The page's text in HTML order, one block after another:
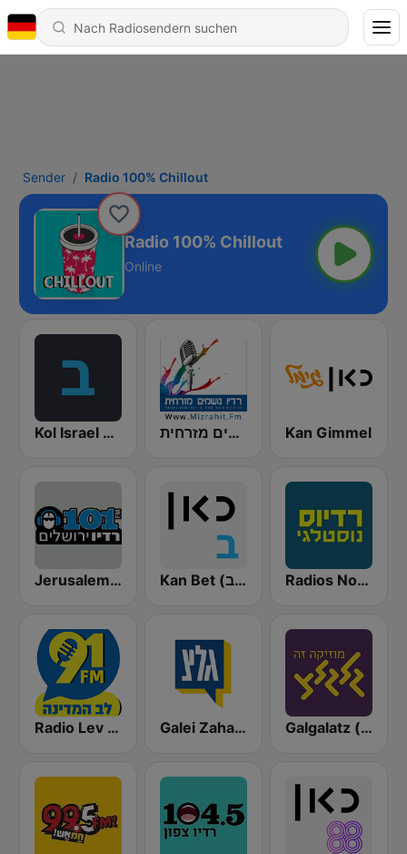
Sender Radio 100% Chillout
Radio 100% Chillout
Online
Kol Israel Reshet Bet רדיו נושמים מזרחית (Mizrahit Fm) Kan Gimmel
Jerusalem FM (רדיו ירושלים) Kan Bet (כאן ב' / רשת ב') Radios Nostalgia 96.3FM (רדיוס נוסטלגי)
Radio Lev HaMedina 91 FM (לב המדינה) Galei Zahal (גלי צה"ל) Galgalatz (גלגלצ רדיו)